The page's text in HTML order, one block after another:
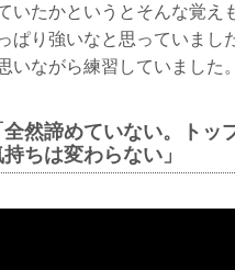
いたかというとそんな覚え
ぱり強いなと思っていまし
いながら練習していました
全然諦めていない。トッ
ちは変わらない」